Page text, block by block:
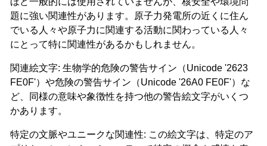
題に強い関連性があります。原子力発電所の近くに住ん
でいる人々や原子力に関連する活動に関わっている人々
にとって特に関連性があるかもしれません。
関連絵文字: 生物学的危険の警告サイン（Unicode '2623
FE0F'）や危険の警告サイン（Unicode '26A0 FE0F'）な
ど、同様の意味や象徴性を持つ他の警告絵文字がいくつ
かあります。
特定の文脈やユニークな関連性: この絵文字は、特定のア